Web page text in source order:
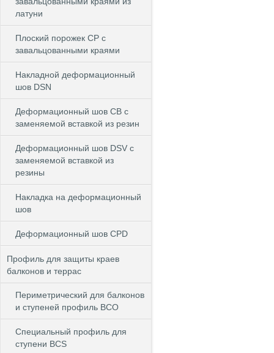
латуни
Плоский порожек СP с
завальцованными краями
Накладной деформационный
шов DSN
Деформационный шов CB c
заменяемой вставкой из резин
Деформационный шов DSV c
заменяемой вставкой из
резины
Накладка на деформационный
шов
Деформационный шов CPD
Профиль для защиты краев
балконов и террас
Периметрический для балконов
и ступеней профиль BCO
Специальный профиль для
ступени BCS